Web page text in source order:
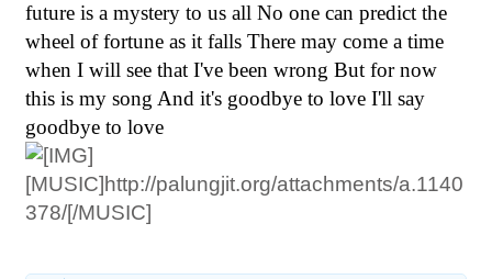
future is a mystery to us all No one can predict the
wheel of fortune as it falls There may come a time
when I will see that I've been wrong But for now
this is my song And it's goodbye to love I'll say
goodbye to love
[MUSIC]http://palungjit.org/attachments/a.1140
378/[/MUSIC]